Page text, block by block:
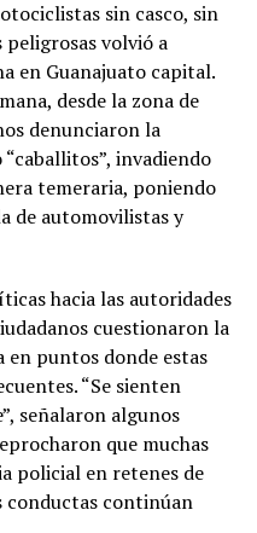
sin casco, sin
volvió a
en Guanajuato capital.
desde la zona de
denunciaron la
invadiendo
temeraria, poniendo
de automovilistas y
hacia las autoridades
cuestionaron la
puntos donde estas
“Se sienten
señalaron algunos
que muchas
policial en retenes de
continúan